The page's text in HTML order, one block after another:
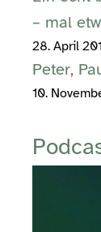
– mal
28. April
Peter,
10.